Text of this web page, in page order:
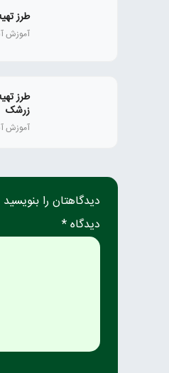
طرز
آموزش
طرز
زرشک
آموزش
دیدگاهتان را بنویسید
دیدگاه *